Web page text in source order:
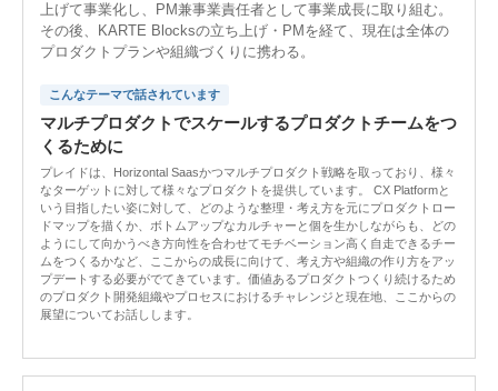
上げて事業化し、PM兼事業責任者として事業成長に取り組む。
その後、KARTE Blocksの立ち上げ・PMを経て、現在は全体の
プロダクトプランや組織づくりに携わる。
こんなテーマで話されています
マルチプロダクトでスケールするプロダクトチームをつ
くるために
プレイドは、Horizontal Saasかつマルチプロダクト戦略を取っており、様々
なターゲットに対して様々なプロダクトを提供しています。 CX Platformと
いう目指したい姿に対して、どのような整理・考え方を元にプロダクトロー
ドマップを描くか、ボトムアップなカルチャーと個を生かしながらも、どの
ようにして向かうべき方向性を合わせてモチベーション高く自走できるチー
ムをつくるかなど、ここからの成長に向けて、考え方や組織の作り方をアッ
プデートする必要がでてきています。価値あるプロダクトつくり続けるため
のプロダクト開発組織やプロセスにおけるチャレンジと現在地、ここからの
展望についてお話しします。